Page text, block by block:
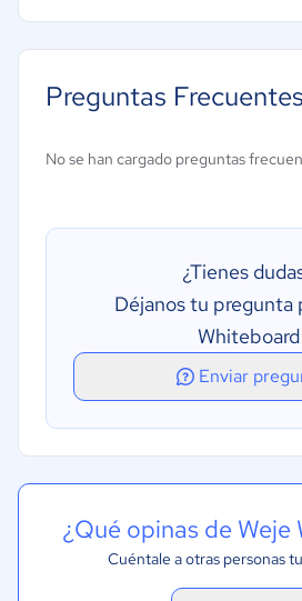
Gestión de la comunicación
Preguntas Frecuentes
No se han cargado preguntas
¿Tienes
Déjanos tu pregunta
Whiteboard
Enviar
¿Qué opinas de Weje
Cuéntale a otras personas